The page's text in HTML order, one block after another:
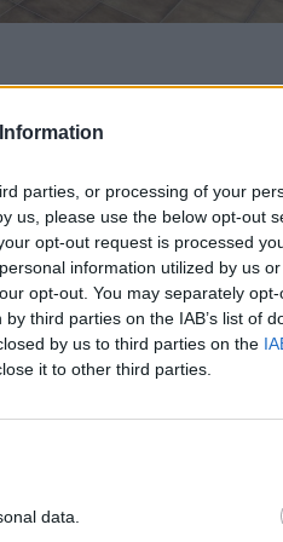
parties, or processing of your
us, please use the below opt-out
opt-out request is processed
information utilized by us
opt-out. You may separately
third parties on the IAB’s list of
by us to third parties on the
it to other third parties.
data.
εκπαίδευση στην